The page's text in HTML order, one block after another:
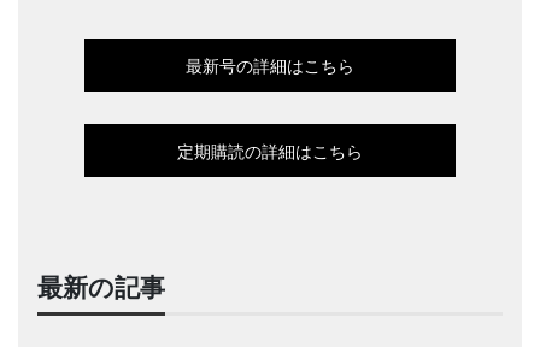
最新号の詳細はこちら
定期購読の詳細はこちら
最新の記事